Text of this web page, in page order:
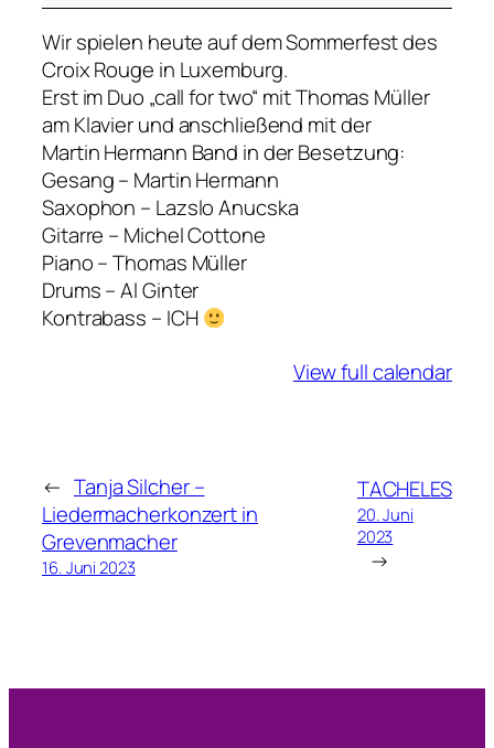
e
l
k
o
n
z
e
r
t
:
R
u
p
r
a
&
Wir spielen heute auf dem Sommerfest des
Croix Rouge in Luxemburg.
Erst im Duo „call for two“ mit Thomas Müller
am Klavier und anschließend mit der
Martin Hermann Band in der Besetzung:
Gesang – Martin Hermann
Saxophon – Lazslo Anucska
Gitarre – Michel Cottone
Piano – Thomas Müller
Drums – Al Ginter
Kontrabass – ICH
View full calendar
← Tanja Silcher –
Liedermacherkonzert in
Grevenmacher
16. Juni 2023
TACHELES
20. Juni
2023
→